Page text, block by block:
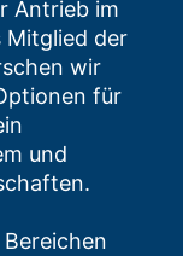
Antrieb im
Mitglied der
wir
für
und